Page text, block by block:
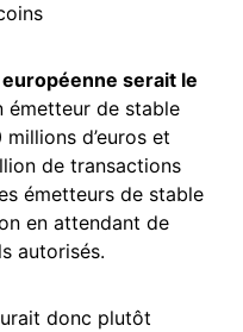
européenne serait le
émetteur de stable
d’euros et
de transactions
émetteurs de stable
en attendant de
autorisés.
donc plutôt